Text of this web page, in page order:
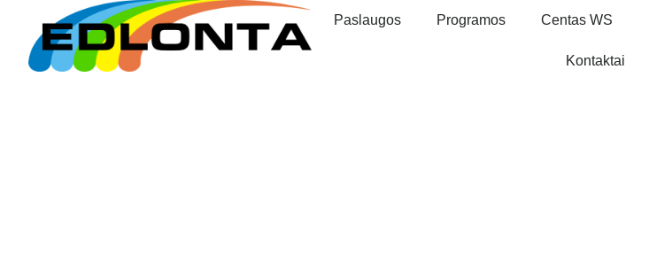
Paslaugos Programos Centas WS
Kontaktai